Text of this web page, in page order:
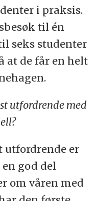
i praksis.
til én
seks studenter
at de får en helt
utfordrende med
utfordrende er
god del
om våren med